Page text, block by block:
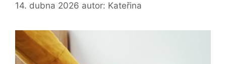
14. dubna 2026 autor: Kateřina